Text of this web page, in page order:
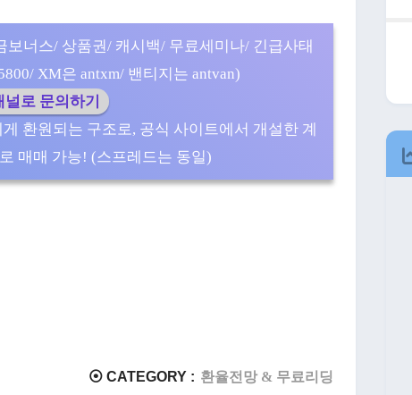
너스/ 상품권/ 캐시백/ 무료세미나/ 긴급사태
XM은 antxm/ 밴티지는 antvan)
로 문의하기
환원되는 구조로, 공식 사이트에서 개설한 계
매매 가능! (스프레드는 동일)
⦿ CATEGORY : 환율전망 & 무료리딩